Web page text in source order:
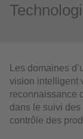
Les domaines
vision intelligent
reconnaissance
dans le suivi des
contrôle des